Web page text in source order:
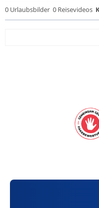
0 Urlaubsbilder 0 Reisevideos